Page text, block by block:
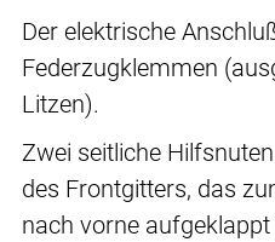
Der elektrische
Federzugklemmen
Litzen).
Zwei seitliche
des Frontgitters, das
nach vorne aufgeklappt